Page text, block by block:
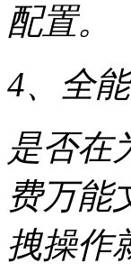
配置。
4、全
是否在
费万能
拽操作